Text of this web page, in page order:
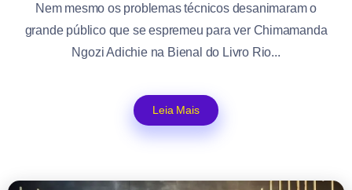
Nem mesmo os problemas técnicos desanimaram o
grande público que se espremeu para ver Chimamanda
Ngozi Adichie na Bienal do Livro Rio...
Leia Mais